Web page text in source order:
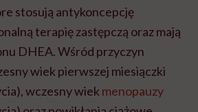
stosują antykoncepcję
ąterapięzastępczą oraz mają
DHEA. Wśród przyczyn
wiek pierwszej miesiączki
wczesny wiek menopauzy